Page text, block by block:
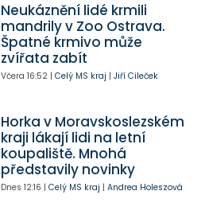
Neukáznění lidé krmili
mandrily v Zoo Ostrava.
Špatné krmivo může
zvířata zabít
Včera 16:52| Celý MS kraj | Jiří Cileček
Horka v Moravskoslezském
kraji lákají lidi na letní
koupaliště. Mnohá
představily novinky
Dnes 12:16 | Celý MS kraj | Andrea Holeszová